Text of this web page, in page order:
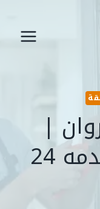
|
69920761 | خدمه 24